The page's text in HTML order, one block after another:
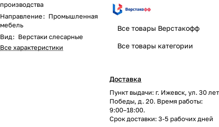
производства
Направление: Промышленная
мебель
Вид: Верстаки слесарные
Все характеристики
Все товары Верстакофф
Все товары категории
Доставка
Пункт выдачи: г. Ижевск, ул. 30 лет
Победы, д. 20. Время работы:
9:00–18:00.
Срок доставки: 3-5 рабочих дней